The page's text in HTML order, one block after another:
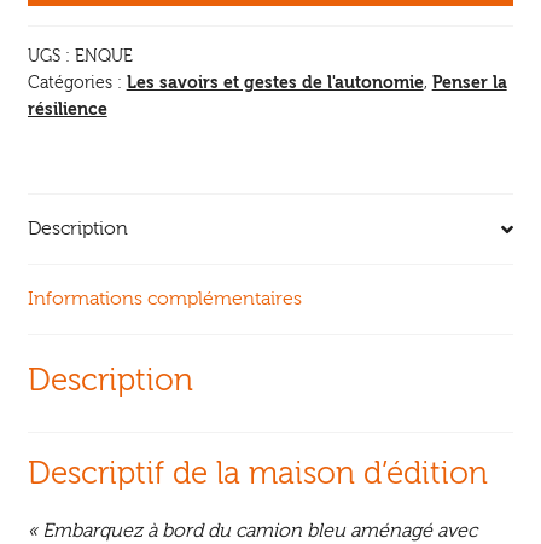
UGS : ENQUE
Catégories : Les savoirs et gestes de l'autonomie, Penser la
résilience
Description
Informations complémentaires
Description
Descriptif de la maison d’édition
« Embarquez à bord du camion bleu aménagé avec